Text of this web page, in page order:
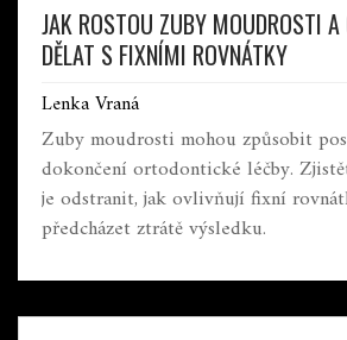
JAK ROSTOU ZUBY MOUDROSTI
DĚLAT S FIXNÍMI ROVNÁTKY
Lenka Vraná
Zuby moudrosti mohou způsobit
dokončení ortodontické léčby.
je odstranit, jak ovlivňují fixní
předcházet ztrátě výsledku.